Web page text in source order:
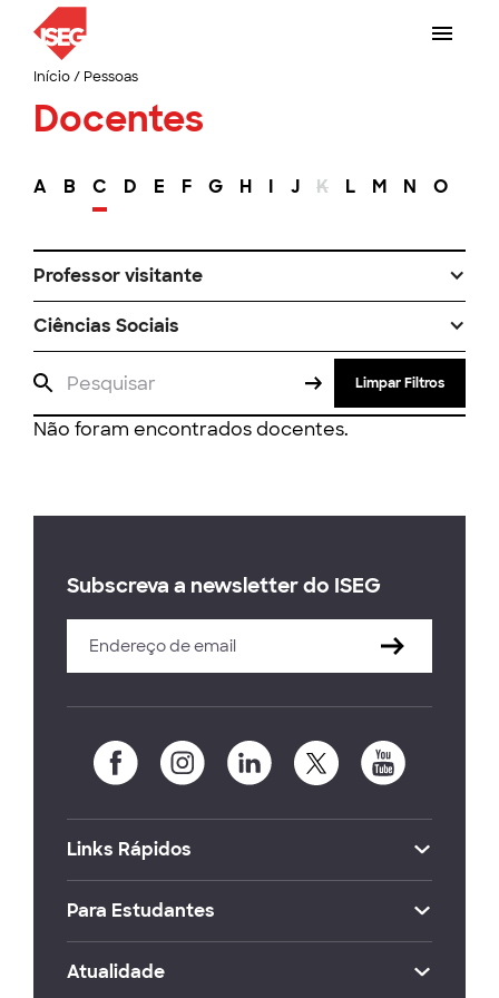
Início/ Pessoas
Docentes
A B C D E F G H I J K L M N O
Professor visitante
Ciências Sociais
Limpar Filtros
Não foram encontrados docentes.
Subscreva a newsletter do ISEG
Links Rápidos
Para Estudantes
Atualidade